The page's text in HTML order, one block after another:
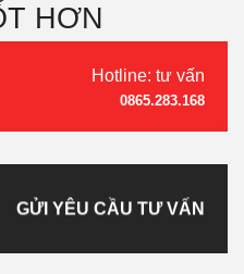
HƠN
Hotline: tư vấn
0865.283.168
GỬI YÊU CẦU TƯ VẤN